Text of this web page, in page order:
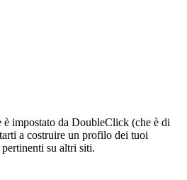
è impostato da DoubleClick (che è di
a costruire un profilo dei tuoi
su altri siti.